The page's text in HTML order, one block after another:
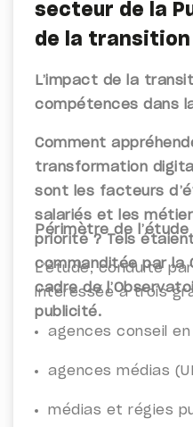
secteur de la
de la
métiers et
L’impact de la
compétences dans
Comment
transformation
sont les facteurs
salariés et les
priorité ? Tels
commanditée par la
cadre de
publicité.
Périmètre de l’étude
L’étude, conduite
intéressée à trois
agences conseil en
agences médias
médias et régies